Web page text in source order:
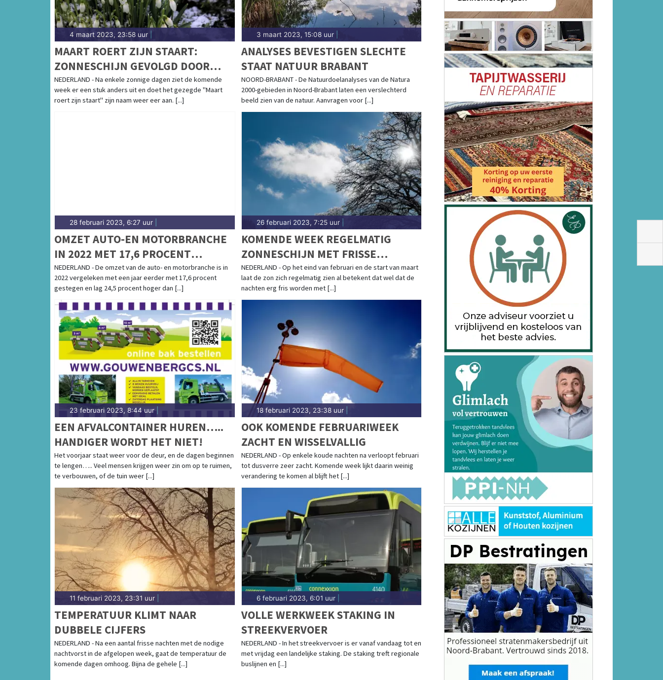
4 maart 2023, 23:58 uur
MAART ROERT ZIJN STAART:
ZONNESCHIJN GEVOLGD DOOR
(WINTERSE) BUIEN
NEDERLAND - Na enkele zonnige dagen ziet de komende
week er een stuk anders uit en doet het gezegde "Maart
roert zijn staart" zijn naam weer eer aan. [...]
3 maart 2023, 15:08 uur|
ANALYSES BEVESTIGEN SLECHTE
STAAT NATUUR BRABANT
NOORD-BRABANT - De Natuurdoelanalyses van de Natura
2000-gebieden in Noord-Brabant laten een verslechterd
beeld zien van de natuur. Aanvragen voor [...]
28 februari 2023, 6:27 uur
OMZET AUTO-EN MOTORBRANCHE
IN 2022 MET 17,6 PROCENT
GESTEGEN
NEDERLAND - De omzet van de auto- en motorbranche is in
2022 vergeleken met een jaar eerder met 17,6 procent
gestegen en lag 24,5 procent hoger dan [...]
26 februari 2023, 7:25 uur|
KOMENDE WEEK REGELMATIG
ZONNESCHIJN MET FRISSE
NACHTEN
NEDERLAND - Op het eind van februari en de start van maart
laat de zon zich regelmatig zien al betekent dat wel dat de
nachten erg fris worden met [...]
23 februari 2023, 8:44 uur
EEN AFVALCONTAINER HUREN…..
HANDIGER WORDT HET NIET!
Het voorjaar staat weer voor de deur, en de dagen beginnen
te lengen….. Veel mensen krijgen weer zin om op te ruimen,
te verbouwen, of de tuin weer [...]
18 februari 2023, 23:38 uur|
OOK KOMENDE FEBRUARIWEEK
ZACHT EN WISSELVALLIG
NEDERLAND - Op enkele koude nachten na verloopt februari
tot dusverre zeer zacht. Komende week lijkt daarin weinig
verandering te komen al blijft het [...]
11 februari 2023, 23:31 uur
TEMPERATUUR KLIMT NAAR
DUBBELE CIJFERS
NEDERLAND - Na een aantal frisse nachten met de nodige
nachtvorst in de afgelopen week, gaat de temperatuur de
komende dagen omhoog. Bijna de gehele [...]
6 februari 2023, 6:01 uur|
VOLLE WERKWEEK STAKING IN
STREEKVERVOER
NEDERLAND - In het streekvervoer is er vanaf vandaag tot en
met vrijdag een landelijke staking. De staking treft regionale
buslijnen en [...]